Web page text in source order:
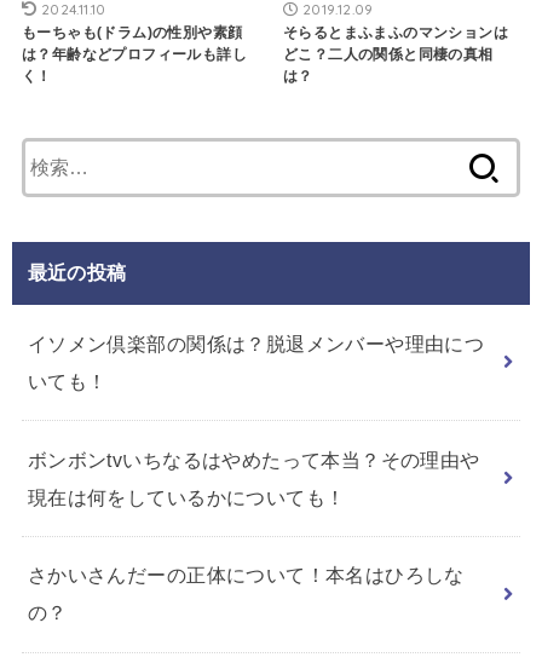
2024.11.10
もーちゃも(ドラム)の性別や素顔
は？年齢などプロフィールも詳し
く！
2019.12.09
そらるとまふまふのマンションは
どこ？二人の関係と同棲の真相
は？
索:
最近の投稿
イソメン倶楽部の関係は？脱退メンバーや理由につ
いても！
ボンボンtvいちなるはやめたって本当？その理由や
現在は何をしているかについても！
さかいさんだーの正体について！本名はひろしな
の？